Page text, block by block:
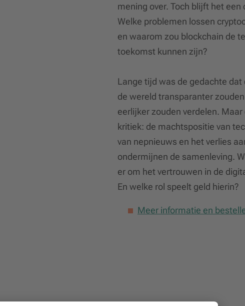
mening over. Toch blijft het
Welke problemen lossen
en waarom zou blockchain de
toekomst kunnen zijn?
Lange tijd was de gedachte
de wereld transparanter
eerlijker zouden verdelen.
kritiek: de machtspositie van
van nepnieuws en het verlies
ondermijnen de samenleving.
er om het vertrouwen in de
En welke rol speelt geld hierin?
Meer informatie en